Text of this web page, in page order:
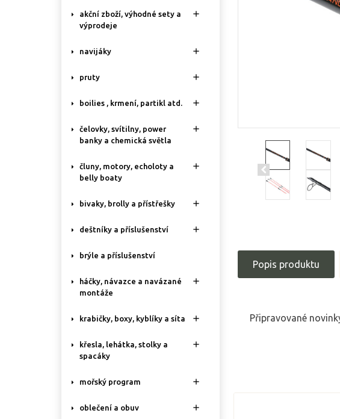
akční zboží, výhodné sety a
výprodeje

navijáky 
pruty 
boilies , krmení, partikl atd. 
čelovky, svítilny, power
banky a chemická světla

čluny, motory, echoloty a
belly boaty

bivaky, brolly a přístřešky 
deštníky a příslušenství 
brýle a příslušenství
háčky, návazce a navázané
montáže

krabičky, boxy, kyblíky a síta 
křesla, lehátka, stolky a
spacáky

mořský program 
oblečení a obuv 
Popis produktu
Připravované